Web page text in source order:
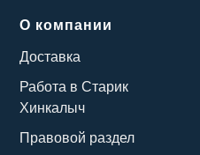
О компании
Доставка
Работа в Старик
Хинкалыч
Правовой раздел